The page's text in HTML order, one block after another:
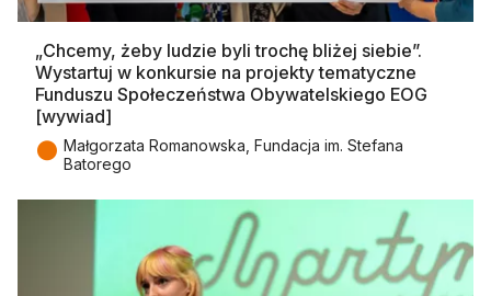
„Chcemy, żeby ludzie byli trochę bliżej siebie”.
Wystartuj w konkursie na projekty tematyczne
Funduszu Społeczeństwa Obywatelskiego EOG
[wywiad]
● Małgorzata Romanowska, Fundacja im. Stefana
Batorego